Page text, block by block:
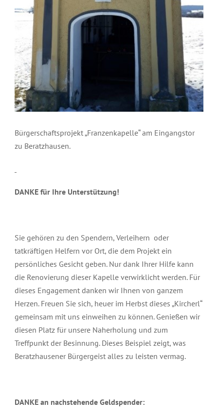
Bürgerschaftsprojekt „Franzenkapelle“ am Eingangstor
zu Beratzhausen.
DANKE für Ihre Unterstützung!
Sie gehören zu den Spendern, Verleihern oder
tatkräftigen Helfern vor Ort, die dem Projekt ein
persönliches Gesicht geben. Nur dank Ihrer Hilfe kann
die Renovierung dieser Kapelle verwirklicht werden. Für
dieses Engagement danken wir Ihnen von ganzem
Herzen. Freuen Sie sich, heuer im Herbst dieses „Kircherl“
gemeinsam mit uns einweihen zu können. Genießen wir
diesen Platz für unsere Naherholung und zum
Treffpunkt der Besinnung. Dieses Beispiel zeigt, was
Beratzhausener Bürgergeist alles zu leisten vermag.
DANKE an nachstehende Geldspender: